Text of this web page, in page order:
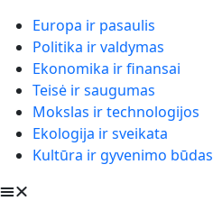
Europa ir pasaulis
Politika ir valdymas
Ekonomika ir finansai
Teisė ir saugumas
Mokslas ir technologijos
Ekologija ir sveikata
Kultūra ir gyvenimo būdas